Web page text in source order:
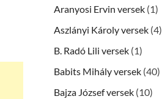
Aranyosi Ervin versek (1)
Aszlányi Károly versek (4)
B. Radó Lili versek (1)
Babits Mihály versek (40)
Bajza József versek (10)